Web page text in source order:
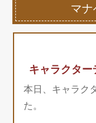
マ
キャラクター
本日、キャラク
た。